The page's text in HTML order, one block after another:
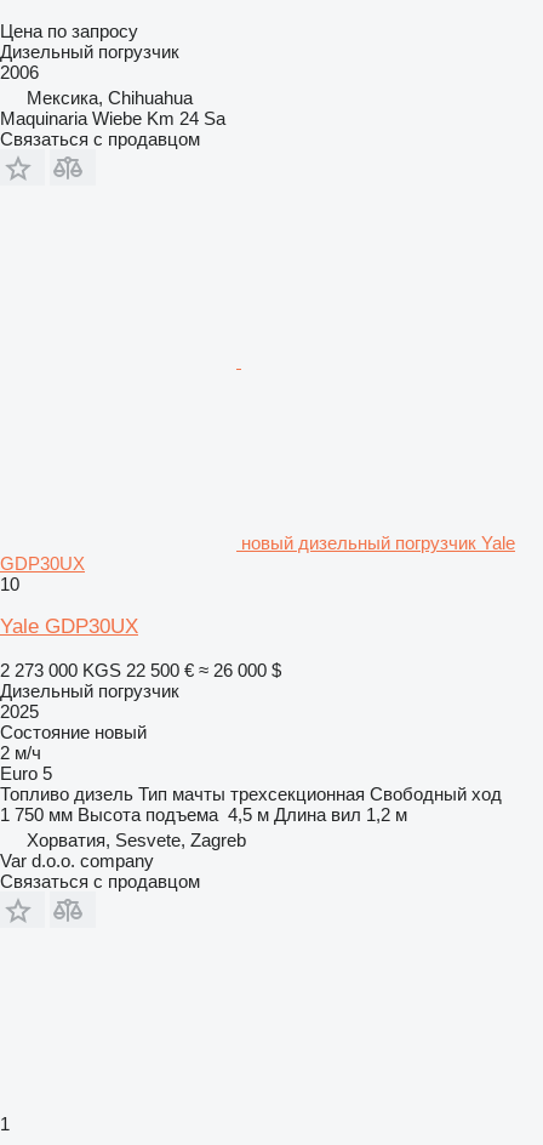
Цена по запросу
Дизельный погрузчик
2006
Мексика, Chihuahua
Maquinaria Wiebe Km 24 Sa
Связаться с продавцом
новый дизельный погрузчик Yale
GDP30UX
10
Yale GDP30UX
2 273 000 KGS 22 500 € ≈ 26 000 $
Дизельный погрузчик
2025
Состояние новый
2 м/ч
Euro 5
Топливо дизель Тип мачты трехсекционная Свободный ход
1 750 мм Высота подъема 4,5 м Длина вил 1,2 м
Хорватия, Sesvete, Zagreb
Var d.o.o. company
Связаться с продавцом
1